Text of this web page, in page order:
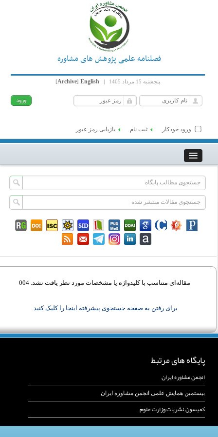
فصلنامه علمی پژوهش های مشاوره
پنجشنبه 15 مرداد 1405 |
English
[Archive]
ورود خودکار ثبت نام بازیابی رمز عبور
مقاله‌ای متناسب با کلیدواژه‌ یا مشخصات مورد نظر یافت نشد. 004
برای رفتن به صفحه جستجوی پیشرفته اینجا را کلیک کنید.
پایگاه های مرتبط
انجمن مشاوره ایران
بیستمین همایش علمی انجمن مشاوره ایران
کمیسون نشریات وزارت علوم